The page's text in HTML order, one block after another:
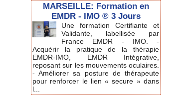
MARSEILLE: Formation en
EMDR - IMO ® 3 Jours
Une formation Certifiante et
Validante, labellisée par
France EMDR - IMO. -
Acquérir la pratique de la thérapie
EMDR-IMO, EMDR Intégrative,
reposant sur les mouvements oculaires.
- Améliorer sa posture de thérapeute
pour renforcer le lien « secure » dans
l...